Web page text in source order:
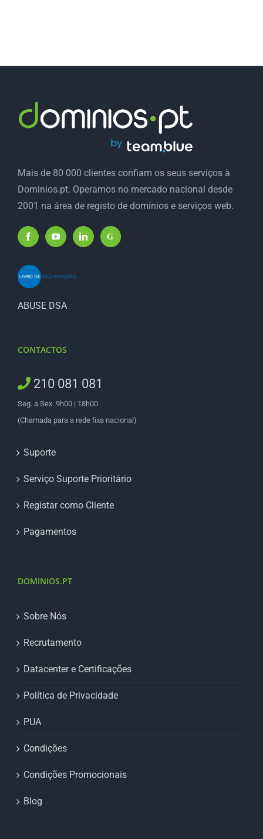
Mais de 80 000 clientes confiam os seus serviços à
Dominios.pt. Operamos no mercado nacional desde
2001 na área de registo de domínios e serviços web.
ABUSE DSA
CONTACTOS
210 081 081
Seg. a Sex. 9h00 | 18h00
(Chamada para a rede fixa nacional)
Suporte
Serviço Suporte Prioritário
Registar como Cliente
Pagamentos
DOMINIOS.PT
Sobre Nós
Recrutamento
Datacenter e Certificações
Política de Privacidade
PUA
Condições
Condições Promocionais
Blog